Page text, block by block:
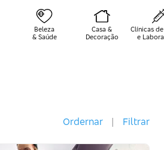
Beleza
& Saúde
Casa &
Decoração
Clínicas
e
Ordernar | Filtrar